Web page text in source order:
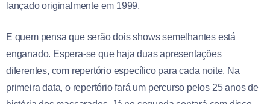
lançado originalmente em 1999.
E quem pensa que serão dois shows semelhantes está
enganado. Espera-se que haja duas apresentações
diferentes, com repertório específico para cada noite. Na
primeira data, o repertório fará um percurso pelos 25 anos de